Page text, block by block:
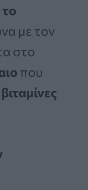
το
με τον
στο
που